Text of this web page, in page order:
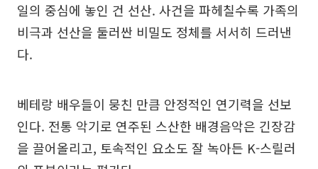
일의 중심에 놓인 건 선산. 사건을 파헤칠수록 가족의
비극과 선산을 둘러싼 비밀도 정체를 서서히 드러낸
다.
베테랑 배우들이 뭉친 만큼 안정적인 연기력을 선보
인다. 전통 악기로 연주된 스산한 배경음악은 긴장감
을 끌어올리고, 토속적인 요소도 잘 녹아든 K-스릴러